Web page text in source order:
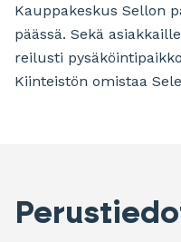
Kauppakeskus Sellon
päässä. Sekä
reilusti
Kiinteistön omistaa